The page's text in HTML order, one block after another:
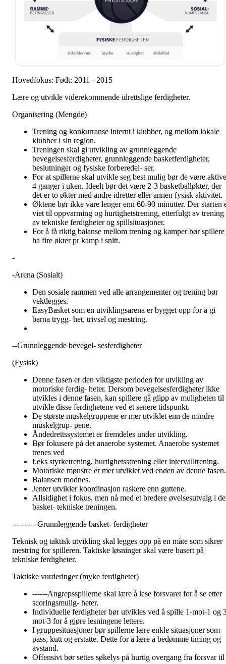
Hovedfokus: Født: 2011 - 2015
Lære og utvikle viderekommende idrettslige ferdigheter.
Organisering (Mengde)
Trening og konkurranse internt i klubber, og mellom lokale
klubber i sin region.
Treningen skal gi utvikling av grunnleggende
bevegelsesferdigheter, grunnleggende basketferdigheter,
beslutninger og fysiske forberedel- ser.
For at spillerne skal utvikle seg best mulig bør de være aktive
4 ganger i uken. Ideelt bør det være 2-3 basketballøkter, der
det er to økter med andre idretter eller annen fysisk aktivitet.
Øktene bør ikke vare lenger enn 60-90 minutter. Der starten
viet til oppvarming og hurtighetstrening, etterfulgt av trening
av tekniske ferdigheter og spillsituasjoner.
For å få riktig balanse mellom trening og kamper bør spillere
ha fire økter pr kamp i snitt.
-
-Arena (Sosialt)
Den sosiale rammen ved alle arrangementer og trening bør
vektlegges.
EasyBasket som en utviklingsarena er bygget opp for å gi
barna trygg- het, trivsel og mestring.
--Grunnleggende bevegel- sesferdigheter
(Fysisk)
Denne fasen er den viktigste perioden for utvikling av
motoriske ferdig- heter. Dersom bevegelsesferdigheter ikke
utvikles i denne fasen, kan spillere gå glipp av muligheten til
utvikle disse ferdighetene ved et senere tidspunkt.
De største muskelgruppene er mer utviklet enn de mindre
muskelgrup- pene.
Åndedrettssystemet er fremdeles under utvikling.
Bør fokusere på det anaerobe systemet. Anaerobe systemet
trenes ved
f.eks styrketrening, hurtighetsstrening eller intervalltrening.
Motoriske mønstre er mer utviklet ved enden av denne fasen.
Balansen modnes.
Jenter utvikler koordinasjon raskere enn guttene.
Allsidighet i fokus, men nå med et bredere øvelsesutvalg i
basket- tekniske treningen.
----------Grunnleggende basket- ferdigheter
Teknisk og taktisk utvikling skal legges opp på en måte som sikrer
mestring for spilleren. Taktiske løsninger skal være basert på
tekniske ferdigheter.
Taktiske vurderinger (myke ferdigheter)
------Angrepsspillerne skal lære å lese forsvaret for å se etter
scoringsmulig- heter.
Individuelle ferdigheter bør utvikles ved å spille 1-mot-1 og
mot-3 for å gjøre lesningene lettere.
I gruppesituasjoner bør spillerne lære enkle situasjoner som
pass, kutt og erstatte. Dette for å lære å bedømme timing og
avstand.
Offensivt bør settes søkelys på hurtig overgang fra forsvar til